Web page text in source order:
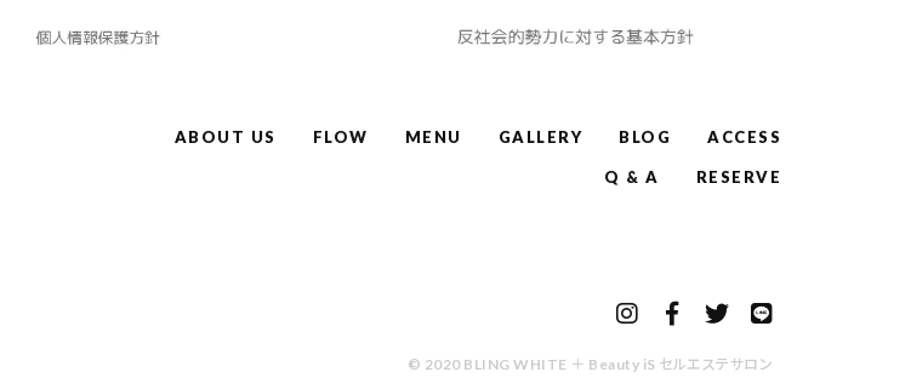
ABOUT US FLOW MENU GALLERY BLOG ACCESS
Q & A RESERVE
© 2020 BLING WHITE ＋ Beauty iS セルエステサロン